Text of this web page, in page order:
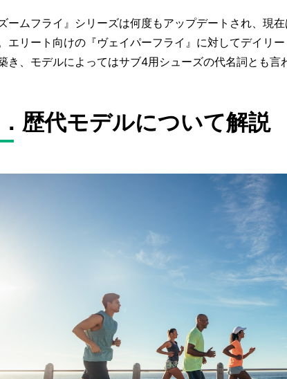
ズームフライ』シリーズは何度もアップデートされ、現
エリート向けの『ヴェイパーフライ』に対してデイリ
き、モデルによってはサブ4用シューズの代名詞とも言
歴代モデルについて解説